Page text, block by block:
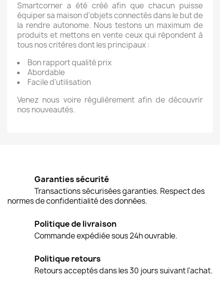
Smartcorner a été créé afin que chacun puisse
équiper sa maison d'objets connectés dans le but de
la rendre autonome. Nous testons un maximum de
produits et mettons en vente ceux qui répondent à
tous nos critères dont les principaux :
Bon rapport qualité prix
Abordable
Facile d'utilisation
Venez nous voire régulièrement afin de découvrir
nos nouveautés.
Garanties sécurité
Transactions sécurisées garanties. Respect des
normes de confidentialité des données.
Politique de livraison
Commande expédiée sous 24h ouvrable.
Politique retours
Retours acceptés dans les 30 jours suivant l'achat.